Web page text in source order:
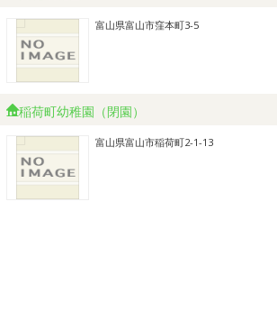
富山県富山市窪本町3-5
稲荷町幼稚園（閉園）
富山県富山市稲荷町2-1-13